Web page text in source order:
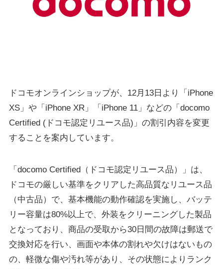
ドコモオンラインショップが、12月13日より「iPhone
XS」や「iPhone XR」「iPhone 11」などの「docomo
Certified (ドコモ認定リユース品)」の割引内容を変更
することを案内しています。
「docomo Certified（ドコモ認定リユース品）」は、
ドコモの厳しい基準をクリアした高品質なリユース品
（中古品）で、基本機能の動作確認を実施し、バッテ
リー容量は80%以上で、外装をクリーニングした製品
となっており、商品の受取から30日間の故障は郵送で
交換対応を行い、画面や本体の割れや欠けはないもの
の、軽微な傷や汚れ等があり、その状態によりランク